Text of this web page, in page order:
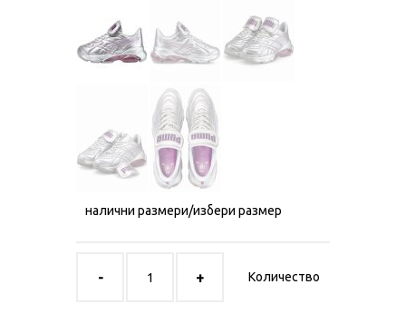
налични размери/избери размер
Количество